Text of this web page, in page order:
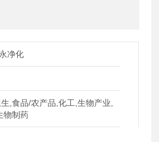
净化
,食品/农产品,化工,生物产业,
物制药